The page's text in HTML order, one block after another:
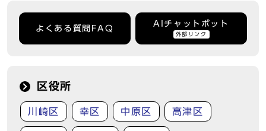
よくある質問FAQ
AIチャットボット
外部リンク
区役所
川崎区 幸区 中原区 高津区